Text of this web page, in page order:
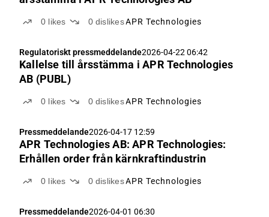
0 likes 0 dislikesAPR Technologies
Regulatoriskt pressmeddelande2026-04-22 06:42
Kallelse till årsstämma i APR Technologies
AB (PUBL)
0 likes 0 dislikesAPR Technologies
Pressmeddelande2026-04-17 12:59
APR Technologies AB: APR Technologies:
Erhållen order från kärnkraftindustrin
0 likes 0 dislikesAPR Technologies
Pressmeddelande2026-04-01 06:30